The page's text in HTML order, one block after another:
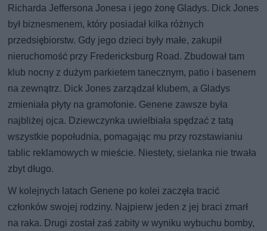
Richarda Jeffersona Jonesa i jego żonę Gladys. Dick Jones
był biznesmenem, który posiadał kilka różnych
przedsiębiorstw. Gdy jego dzieci były małe, zakupił
nieruchomość przy Fredericksburg Road. Zbudował tam
klub nocny z dużym parkietem tanecznym, patio i basenem
na zewnątrz. Dick Jones zarządzał klubem, a Gladys
zmieniała płyty na gramofonie. Genene zawsze była
najbliżej ojca. Dziewczynka uwielbiała spędzać z tatą
wszystkie popołudnia, pomagając mu przy rozstawianiu
tablic reklamowych w mieście. Niestety, sielanka nie trwała
zbyt długo.
W kolejnych latach Genene po kolei zaczęła tracić
członków swojej rodziny. Najpierw jeden z jej braci zmarł
na raka. Drugi został zaś zabity w wyniku wybuchu bomby,